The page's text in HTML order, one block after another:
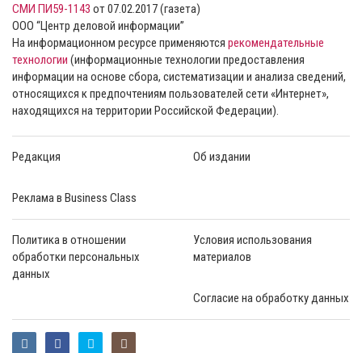
СМИ ПИ59-1143 от 07.02.2017 (газета)
ООО “Центр деловой информации”
На информационном ресурсе применяются рекомендательные
технологии (информационные технологии предоставления
информации на основе сбора, систематизации и анализа сведений,
относящихся к предпочтениям пользователей сети «Интернет»,
находящихся на территории Российской Федерации).
Редакция Об издании
Реклама в Business Class
Политика в отношении
обработки персональных
данных
Условия использования
материалов
Согласие на обработку данных